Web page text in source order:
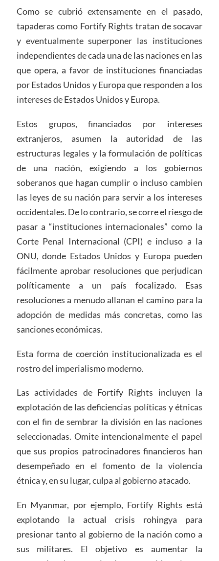
Como se cubrió extensamente en el pasado,
tapaderas como Fortify Rights tratan de socavar
y eventualmente superponer las instituciones
independientes de cada una de las naciones en las
que opera, a favor de instituciones financiadas
por Estados Unidos y Europa que responden a los
intereses de Estados Unidos y Europa.
Estos grupos, financiados por intereses
extranjeros, asumen la autoridad de las
estructuras legales y la formulación de políticas
de una nación, exigiendo a los gobiernos
soberanos que hagan cumplir o incluso cambien
las leyes de su nación para servir a los intereses
occidentales. De lo contrario, se corre el riesgo de
pasar a “instituciones internacionales” como la
Corte Penal Internacional (CPI) e incluso a la
ONU, donde Estados Unidos y Europa pueden
fácilmente aprobar resoluciones que perjudican
políticamente a un país focalizado. Esas
resoluciones a menudo allanan el camino para la
adopción de medidas más concretas, como las
sanciones económicas.
Esta forma de coerción institucionalizada es el
rostro del imperialismo moderno.
Las actividades de Fortify Rights incluyen la
explotación de las deficiencias políticas y étnicas
con el fin de sembrar la división en las naciones
seleccionadas. Omite intencionalmente el papel
que sus propios patrocinadores financieros han
desempeñado en el fomento de la violencia
étnica y, en su lugar, culpa al gobierno atacado.
En Myanmar, por ejemplo, Fortify Rights está
explotando la actual crisis rohingya para
presionar tanto al gobierno de la nación como a
sus militares. El objetivo es aumentar la